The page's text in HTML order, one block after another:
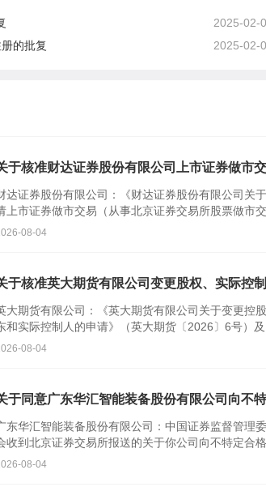
2025-02-
的批复 2025-02-
于核准财达证券股份有限公司上市证券做市
达证券股份有限公司：《财达证券股份有限公司关
上市证券做市交易（从事北京证券交易所股票做市交
）业务资格的请示》(财达字〔2024〕314号)及相关
08-04
于核准英大期货有限公司变更股权、实际控
大期货有限公司：《英大期货有限公司关于变更控
和实际控制人的申请》（英大期货〔2026〕6号）及
文件收悉。根据《中华人民共和国期货和衍生品法》
08-04
于同意广东华汇智能装备股份有限公司向不
东华汇智能装备股份有限公司：中国证券监督管理
收到北京证券交易所报送的关于你公司向不特定合格
者公开发行股票并在北京证券交易所上市的审核意见
08-04